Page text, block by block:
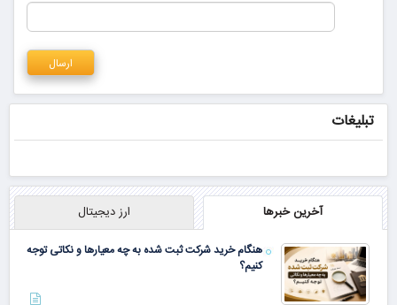
تبلیغات
آخرین خبرها ارز دیجیتال
هنگام خرید شرکت ثبت شده به چه معیارها و نکاتی توجه
کنیم؟